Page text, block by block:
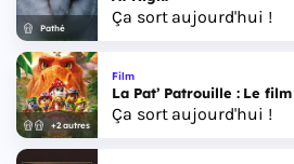
Pathé
Ça sort aujourd'hui !
+2 autres
Film
La Pat’ Patrouille : Le
Ça sort aujourd'hui !